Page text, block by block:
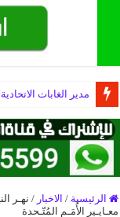
مدير الغابات
الرئيسية / الاخبار / نهـر
معـايـير الأُمَـم المُتّـحدة